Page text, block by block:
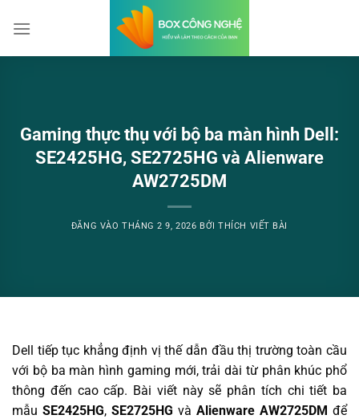
qua
Gaming thực thụ với bộ ba màn hình Dell:
SE2425HG, SE2725HG và Alienware
AW2725DM
ĐĂNG VÀO THÁNG 2 9, 2026 BỞITHÍCH VIẾT BÀI
Dell tiếp tục khẳng định vị thế dẫn đầu thị trường toàn cầu
với bộ ba màn hình gaming mới, trải dài từ phân khúc phổ
thông đến cao cấp. Bài viết này sẽ phân tích chi tiết ba
mẫu SE2425HG, SE2725HG và Alienware AW2725DM để